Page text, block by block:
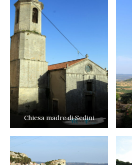
Chiesa madre di Sedini